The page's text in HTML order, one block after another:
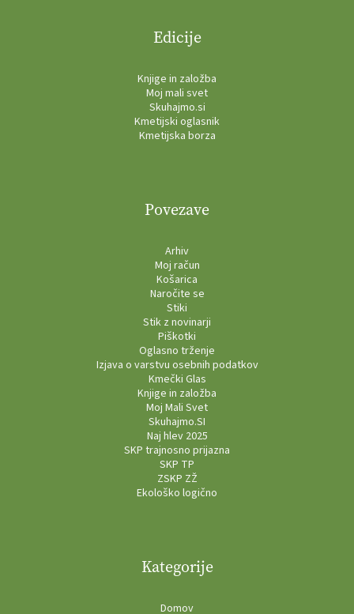
Edicije
Knjige in založba
Moj mali svet
Skuhajmo.si
Kmetijski oglasnik
Kmetijska borza
Povezave
Arhiv
Moj račun
Košarica
Naročite se
Stiki
Stik z novinarji
Piškotki
Oglasno trženje
Izjava o varstvu osebnih podatkov
Kmečki Glas
Knjige in založba
Moj Mali Svet
Skuhajmo.SI
Naj hlev 2025
SKP trajnosno prijazna
SKP TP
ZSKP ZŽ
Ekološko logično
Kategorije
Domov